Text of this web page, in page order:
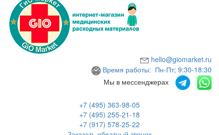
hello@giomarket.ru
Время работы: Пн-Пт; 9:30-18:30
Мы в мессенджерах
+7 (495) 363-98-05
+7 (495) 255-21-18
+7 (917) 578-25-22